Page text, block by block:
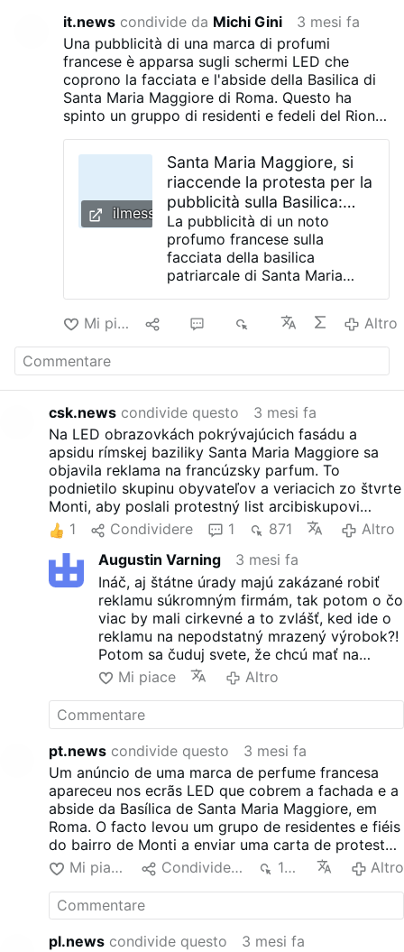
it.news condivide da Michi Gini
3 mesi fa
Una pubblicità di una marca di profumi
francese è apparsa sugli schermi LED che
coprono la facciata e l'abside della Basilica di
Santa Maria Maggiore di Roma. Questo ha
spinto un gruppo di residenti e fedeli del Rione
all'Arciprete Rolandas Makrickas, criticando
quella che hanno descritto come la
'commercializzazione' della storica basilica. Gli
schermi sono stati installati durante i lavori di
restauro iniziati alla fine del 2024. All'epoca, i
funzionari del Vaticano dissero che gli introiti
pubblicitari aiutavano a coprire i costi di
ristrutturazione in vista del Giubileo.
ilmessaggero.it
Santa Maria Maggiore, si
riaccende la protesta per la
pubblicità sulla Basilica:
«Stop alla mercificazione»
La pubblicità di un noto
profumo francese sulla
facciata della basilica
patriarcale di Santa Maria
che ha fatto di nuovo
traboccare il vaso facendo
insorgere un gruppo di fedeli
al cardinale arciprete
Rolandas Mackrikas. «In
quanto membri del Comitato
cittadino del Rione Monti e
residenti del Rione, vi
scriviamo per esprimervi il
nostro profondo sgomento
pubblicitari luminosi sulla
facciata e sull’abside della
veneranda Basilica». Il gruppo
di fedeli si chiede se sia
necessario ricorrere a
pubblicità tanto appariscenti
che nulla hanno a che fare
con l'atmosfera e il luogo
fa da testimonial ad una
marca di caffè, piuttosto che
all'ultimo modello di uno
smartphone, fino a un
profumo. Il tema che viene
sollevato è la evidente
“mercificazione” di Santa
Maria Maggiore che il
Vaticano aveva motivato con
la necessità di raccogliere …
Mi piace Altro
csk.news condivide questo
3 mesi fa
Na LED obrazovkách pokrývajúcich fasádu a
apsidu rímskej baziliky Santa Maria Maggiore sa
objavila reklama na francúzsky parfum. To
podnietilo skupinu obyvateľov a veriacich zo štvrte
Monti, aby poslali protestný list arcibiskupovi
Rolandovi Makrickasovi, v ktorom kritizovali to, čo
označili za "komercializáciu" historickej baziliky.
Obrazovky boli nainštalované počas
reštaurátorských prác, ktoré sa začali koncom roka
2024. Vatikánski predstavitelia vtedy uviedli, že
príjmy z reklamy pomáhajú pokryť náklady na
renováciu pred jubileom.
1 Condividere 1 871
Altro
Augustin Varning
3 mesi fa
Ináč, aj štátne úrady majú zakázané robiť
reklamu súkromným firmám, tak potom o čo
viac by mali cirkevné a to zvlášť, ked ide o
reklamu na nepodstatný mrazený výrobok?!
Potom sa čuduj svete, že chcú mať na
streche Chrámu sv.Petra aj Bistro.
Mi piace Altro
pt.news condivide questo
3 mesi fa
Um anúncio de uma marca de perfume francesa
apareceu nos ecrãs LED que cobrem a fachada e a
abside da Basílica de Santa Maria Maggiore, em
Roma. O facto levou um grupo de residentes e fiéis
do bairro de Monti a enviar uma carta de protesto
ao arcipreste Rolandas Makrickas, criticando o que
descreveram como a "comercialização" da basílica
histórica. Os ecrãs foram instalados durante as
obras de restauro que tiveram início no final de
2024. Na altura, os funcionários do Vaticano
Mi piace Condividere 105 Altro
pl.news condivide questo
3 mesi fa